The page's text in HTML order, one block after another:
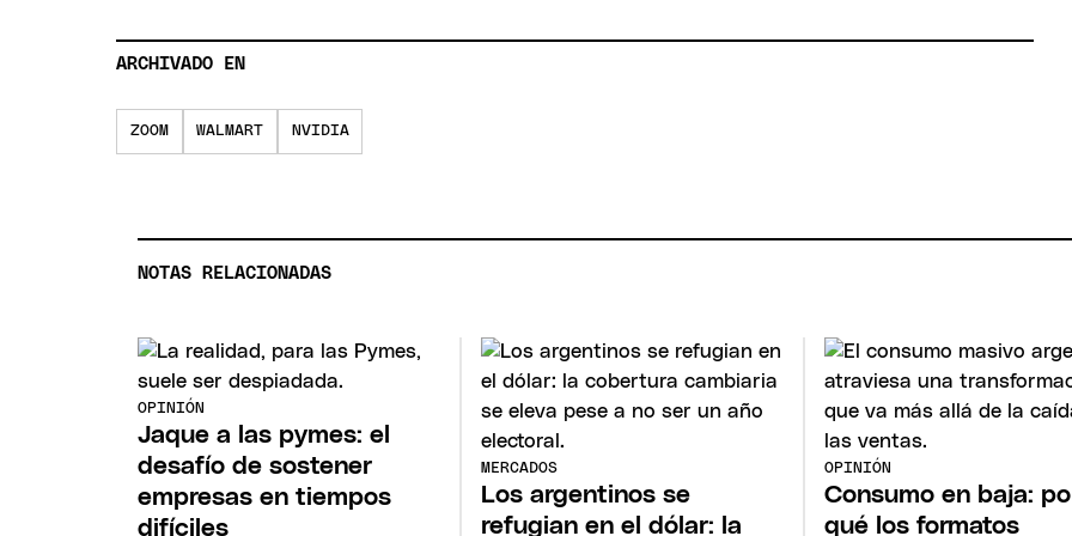
ARCHIVADO EN
ZOOM WALMART NVIDIA
NOTAS RELACIONADAS
OPINIÓN
Jaque a las pymes: el
desafío de sostener
empresas en tiempos
difíciles
MERCADOS
Los argentinos se
refugian en el dólar: la
OPINIÓN
Consumo en baja:
qué los formatos